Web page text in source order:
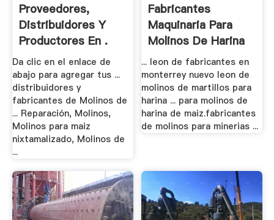
Proveedores,
Distribuidores Y
Productores En .
Da clic en el enlace de
abajo para agregar tus ...
distribuidores y
fabricantes de Molinos de
... Reparación, Molinos,
Molinos para maiz
nixtamalizado, Molinos de
...
Fabricantes
Maquinaria Para
Molinos De Harina
De .
... leon de fabricantes en
monterrey nuevo leon de
molinos de martillos para
harina ... para molinos de
harina de maiz.fabricantes
de molinos para minerias ...